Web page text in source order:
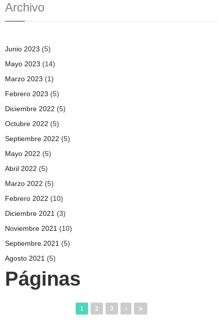
Archivo
Junio 2023 (5)
Mayo 2023 (14)
Marzo 2023 (1)
Febrero 2023 (5)
Diciembre 2022 (5)
Octubre 2022 (5)
Septiembre 2022 (5)
Mayo 2022 (5)
Abril 2022 (5)
Marzo 2022 (5)
Febrero 2022 (10)
Diciembre 2021 (3)
Noviembre 2021 (10)
Septiembre 2021 (5)
Agosto 2021 (5)
Páginas
1 2 3